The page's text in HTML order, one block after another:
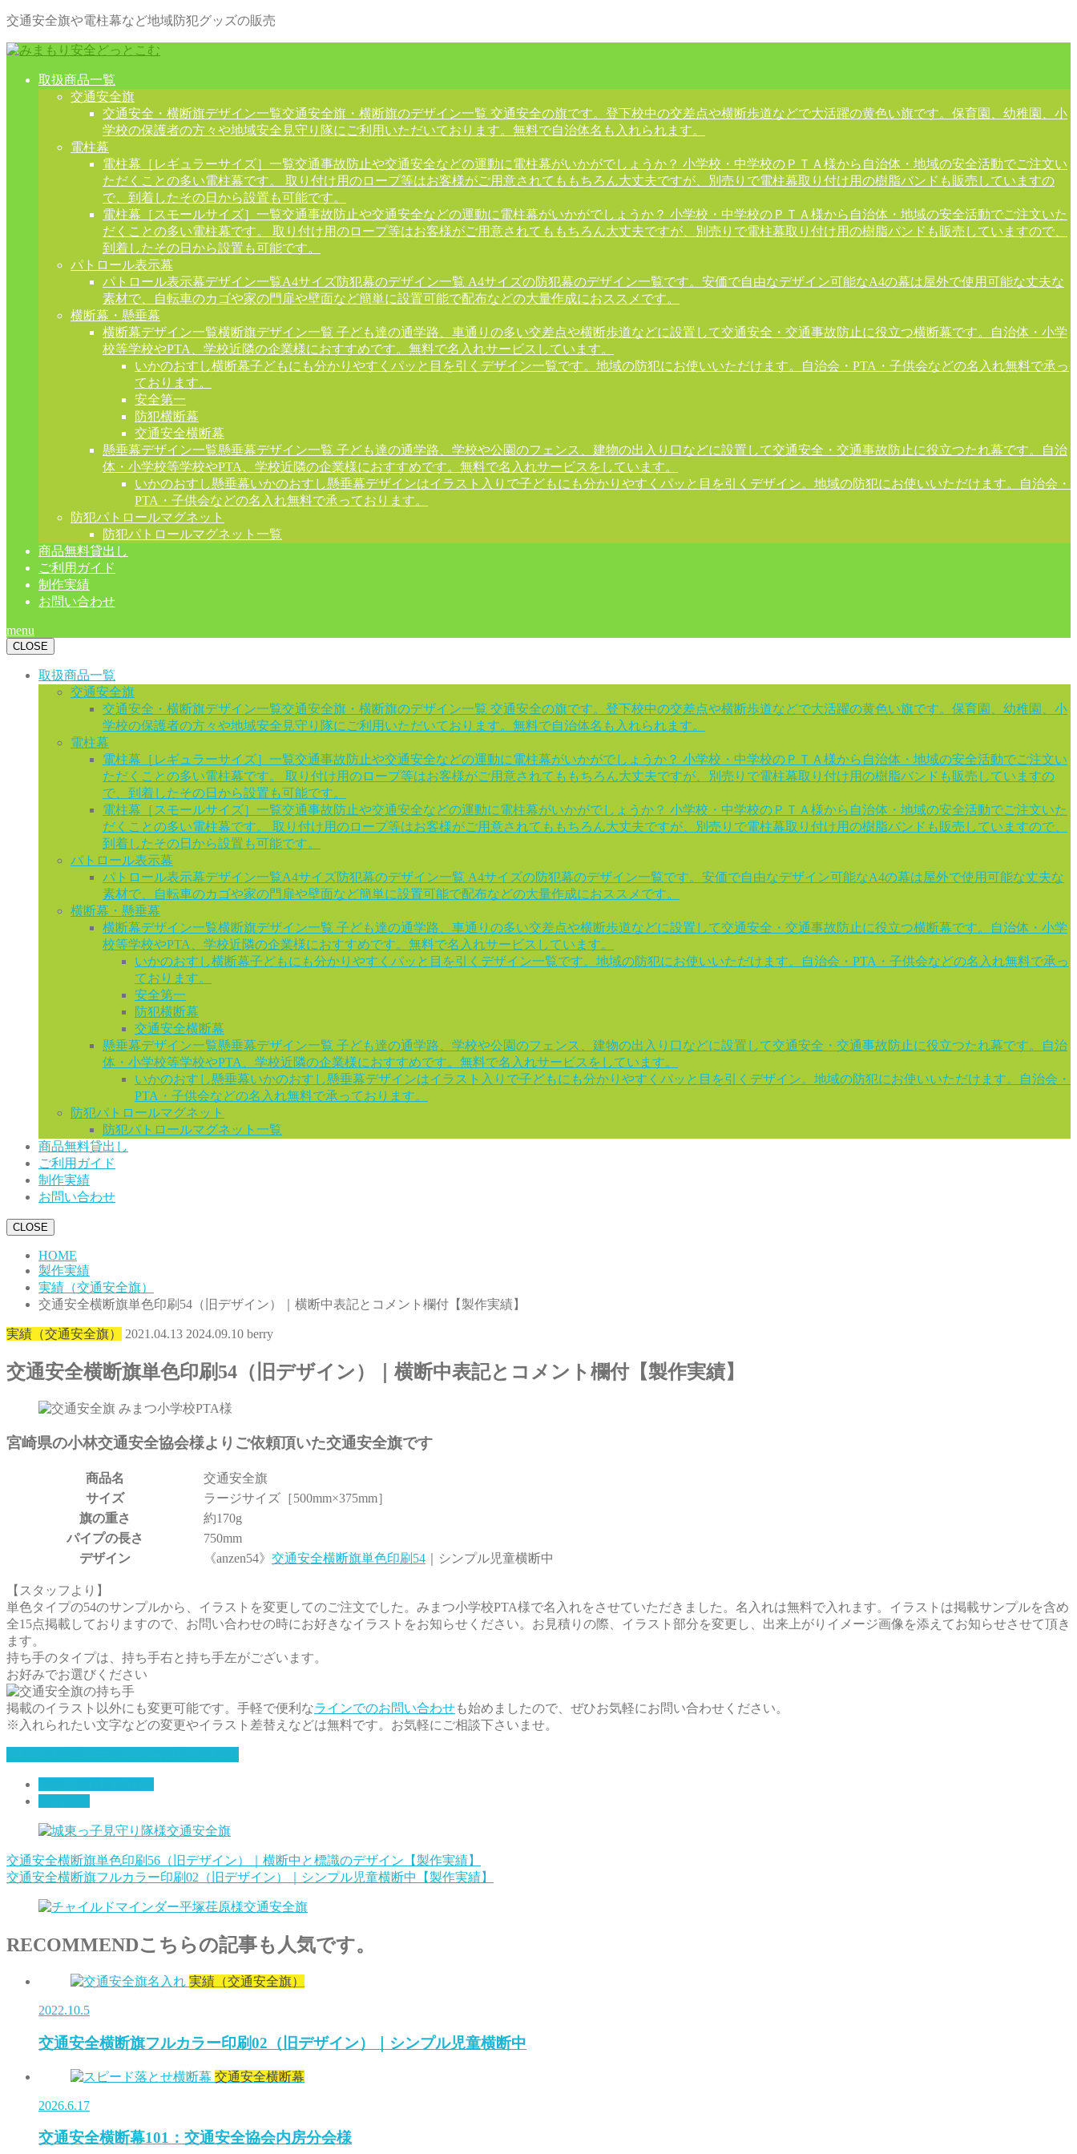
交通安全旗や電柱幕など地域防犯グッズの販売
取扱商品一覧
交通安全旗
交通安全・横断旗デザイン一覧交通安全旗・横断旗のデザイン一覧 交通安全の旗です。登下校中の交差点や横断歩道などで大活躍の黄色い旗です。保育園、幼稚園、小
学校の保護者の方々や地域安全見守り隊にご利用いただいております。無料で自治体名も入れられます。
電柱幕
電柱幕［レギュラーサイズ］一覧交通事故防止や交通安全などの運動に電柱幕がいかがでしょうか？ 小学校・中学校のＰＴＡ様から自治体・地域の安全活動でご注文い
ただくことの多い電柱幕です。 取り付け用のロープ等はお客様がご用意されてももちろん大丈夫ですが、別売りで電柱幕取り付け用の樹脂バンドも販売していますの
で、到着したその日から設置も可能です。
電柱幕［スモールサイズ］一覧交通事故防止や交通安全などの運動に電柱幕がいかがでしょうか？ 小学校・中学校のＰＴＡ様から自治体・地域の安全活動でご注文いた
だくことの多い電柱幕です。 取り付け用のロープ等はお客様がご用意されてももちろん大丈夫ですが、別売りで電柱幕取り付け用の樹脂バンドも販売していますので、
到着したその日から設置も可能です。
パトロール表示幕
パトロール表示幕デザイン一覧A4サイズ防犯幕のデザイン一覧 A4サイズの防犯幕のデザイン一覧です。安価で自由なデザイン可能なA4の幕は屋外で使用可能な丈夫な
素材で、自転車のカゴや家の門扉や壁面など簡単に設置可能で配布などの大量作成におススメです。
横断幕・懸垂幕
横断幕デザイン一覧横断旗デザイン一覧 子ども達の通学路、車通りの多い交差点や横断歩道などに設置して交通安全・交通事故防止に役立つ横断幕です。自治体・小学
校等学校やPTA、学校近隣の企業様におすすめです。無料で名入れサービスしています。
いかのおすし横断幕子どもにも分かりやすくパッと目を引くデザイン一覧です。地域の防犯にお使いいただけます。自治会・PTA・子供会などの名入れ無料で承っ
ております。
安全第一
防犯横断幕
交通安全横断幕
懸垂幕デザイン一覧懸垂幕デザイン一覧 子ども達の通学路、学校や公園のフェンス、建物の出入り口などに設置して交通安全・交通事故防止に役立つたれ幕です。自治
体・小学校等学校やPTA、学校近隣の企業様におすすめです。無料で名入れサービスをしています。
いかのおすし懸垂幕いかのおすし懸垂幕デザインはイラスト入りで子どもにも分かりやすくパッと目を引くデザイン。地域の防犯にお使いいただけます。自治会・
PTA・子供会などの名入れ無料で承っております。
防犯パトロールマグネット
防犯パトロールマグネット一覧
商品無料貸出し
ご利用ガイド
制作実績
お問い合わせ
menu
CLOSE
取扱商品一覧
交通安全旗
交通安全・横断旗デザイン一覧交通安全旗・横断旗のデザイン一覧 交通安全の旗です。登下校中の交差点や横断歩道などで大活躍の黄色い旗です。保育園、幼稚園、小
学校の保護者の方々や地域安全見守り隊にご利用いただいております。無料で自治体名も入れられます。
電柱幕
電柱幕［レギュラーサイズ］一覧交通事故防止や交通安全などの運動に電柱幕がいかがでしょうか？ 小学校・中学校のＰＴＡ様から自治体・地域の安全活動でご注文い
ただくことの多い電柱幕です。 取り付け用のロープ等はお客様がご用意されてももちろん大丈夫ですが、別売りで電柱幕取り付け用の樹脂バンドも販売していますの
で、到着したその日から設置も可能です。
電柱幕［スモールサイズ］一覧交通事故防止や交通安全などの運動に電柱幕がいかがでしょうか？ 小学校・中学校のＰＴＡ様から自治体・地域の安全活動でご注文いた
だくことの多い電柱幕です。 取り付け用のロープ等はお客様がご用意されてももちろん大丈夫ですが、別売りで電柱幕取り付け用の樹脂バンドも販売していますので、
到着したその日から設置も可能です。
パトロール表示幕
パトロール表示幕デザイン一覧A4サイズ防犯幕のデザイン一覧 A4サイズの防犯幕のデザイン一覧です。安価で自由なデザイン可能なA4の幕は屋外で使用可能な丈夫な
素材で、自転車のカゴや家の門扉や壁面など簡単に設置可能で配布などの大量作成におススメです。
横断幕・懸垂幕
横断幕デザイン一覧横断旗デザイン一覧 子ども達の通学路、車通りの多い交差点や横断歩道などに設置して交通安全・交通事故防止に役立つ横断幕です。自治体・小学
校等学校やPTA、学校近隣の企業様におすすめです。無料で名入れサービスしています。
いかのおすし横断幕子どもにも分かりやすくパッと目を引くデザイン一覧です。地域の防犯にお使いいただけます。自治会・PTA・子供会などの名入れ無料で承っ
ております。
安全第一
防犯横断幕
交通安全横断幕
懸垂幕デザイン一覧懸垂幕デザイン一覧 子ども達の通学路、学校や公園のフェンス、建物の出入り口などに設置して交通安全・交通事故防止に役立つたれ幕です。自治
体・小学校等学校やPTA、学校近隣の企業様におすすめです。無料で名入れサービスをしています。
いかのおすし懸垂幕いかのおすし懸垂幕デザインはイラスト入りで子どもにも分かりやすくパッと目を引くデザイン。地域の防犯にお使いいただけます。自治会・
PTA・子供会などの名入れ無料で承っております。
防犯パトロールマグネット
防犯パトロールマグネット一覧
商品無料貸出し
ご利用ガイド
制作実績
お問い合わせ
CLOSE
HOME
製作実績
実績（交通安全旗）
交通安全横断旗単色印刷54（旧デザイン）｜横断中表記とコメント欄付【製作実績】
実績（交通安全旗） 2021.04.13 2024.09.10 berry
交通安全横断旗単色印刷54（旧デザイン）｜横断中表記とコメント欄付【製作実績】
宮崎県の小林交通安全協会様よりご依頼頂いた交通安全旗です
商品名
交通安全旗
サイズ
ラージサイズ［500mm×375mm］
旗の重さ
約170g
パイプの長さ
750mm
デザイン
《anzen54》 交通安全横断旗単色印刷54 ｜シンプル児童横断中
【スタッフより】
単色タイプの54のサンプルから、イラストを変更してのご注文でした。みまつ小学校PTA様で名入れをさせていただきました。名入れは無料で入れます。イラストは掲載サンプルを含め
全15点掲載しておりますので、お問い合わせの時にお好きなイラストをお知らせください。お見積りの際、イラスト部分を変更し、出来上がりイメージ画像を添えてお知らせさせて頂き
ます。
持ち手のタイプは、持ち手右と持ち手左がございます。
お好みでお選びください
掲載のイラスト以外にも変更可能です。手軽で便利なラインでのお問い合わせも始めましたので、ぜひお気軽にお問い合わせください。
※入れられたい文字などの変更やイラスト差替えなどは無料です。お気軽にご相談下さいませ。
交通安全横断旗単色印刷56（旧デザイン）｜横断中と標識のデザイン【製作実績】
交通安全横断旗フルカラー印刷02（旧デザイン）｜シンプル児童横断中【製作実績】
RECOMMENDこちらの記事も人気です。
実績（交通安全旗）
2022.10.5
交通安全横断旗フルカラー印刷02（旧デザイン）｜シンプル児童横断中
交通安全横断幕
2026.6.17
交通安全横断幕101：交通安全協会内房分会様